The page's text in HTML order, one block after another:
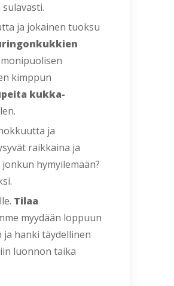
ja jokainen tuoksu
kimppun
kukka-
ja
raikkaina ja
hymyilemään?
Tilaa
myydään loppuun
ja hanki täydellinen
luonnon taika